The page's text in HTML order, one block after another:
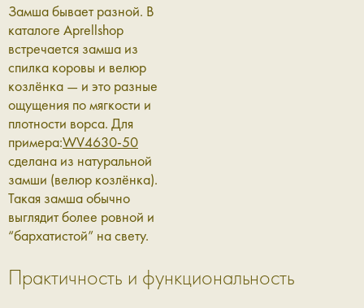
Замша бывает разной. В
каталоге Aprellshop
встречается замша из
спилка коровы и велюр
козлёнка — и это разные
ощущения по мягкости и
плотности ворса. Для
примера:WV4630-50
сделана из натуральной
замши (велюр козлёнка).
Такая замша обычно
выглядит более ровной и
“бархатистой” на свету.
Практичность и функциональность